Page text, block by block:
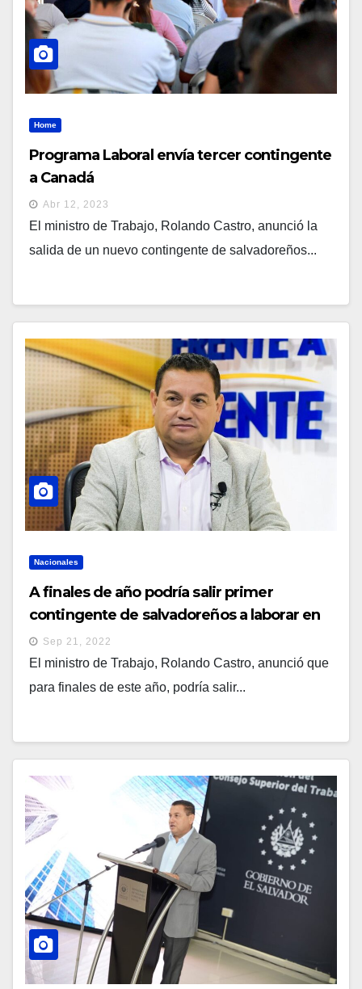
Home
Programa Laboral envía tercer contingente
a Canadá
Abr 12, 2023
El ministro de Trabajo, Rolando Castro, anunció la
salida de un nuevo contingente de salvadoreños...
Nacionales
A finales de año podría salir primer
contingente de salvadoreños a laborar en
Europa
Sep 21, 2022
El ministro de Trabajo, Rolando Castro, anunció que
para finales de este año, podría salir...